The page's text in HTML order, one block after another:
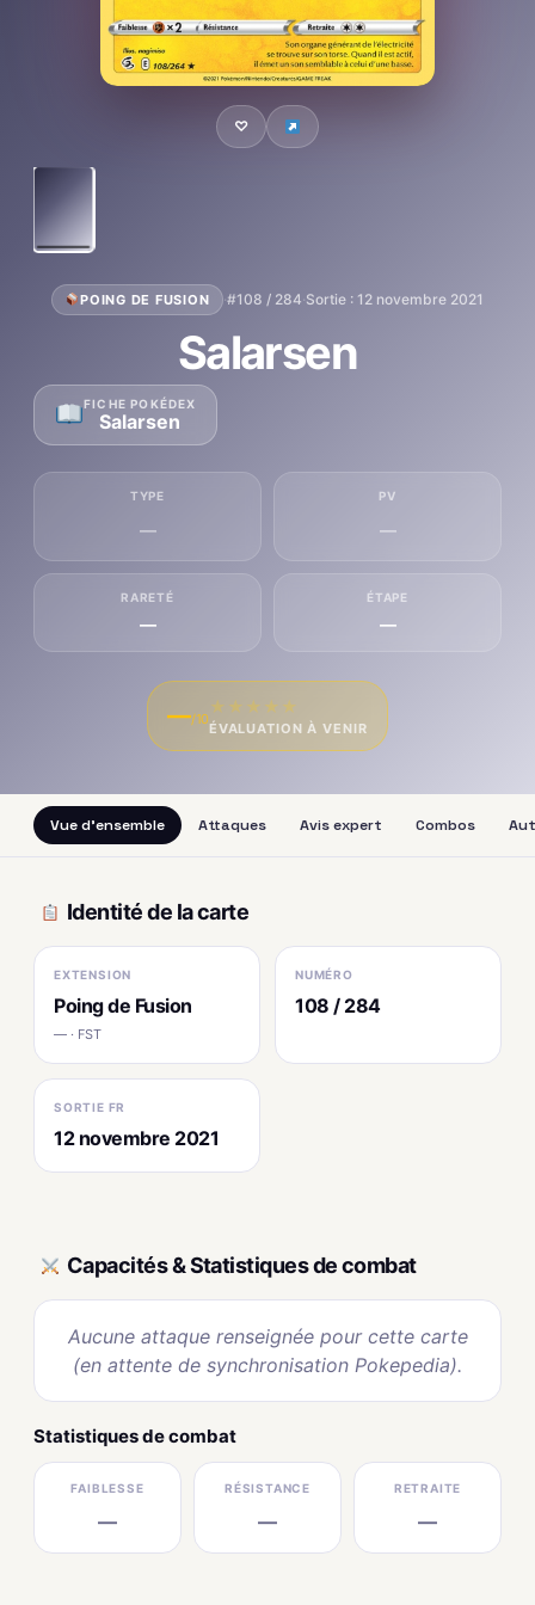
♡
POING DE FUSION ·#108 / 284·Sortie : 12 novembre 2021
Salarsen
FICHE POKÉDEX
Salarsen
TYPE
—
PV
—
RARETÉ
—
ÉTAPE
—
—/10
★ ★ ★ ★ ★
ÉVALUATION À VENIR
Vue d'ensemble Attaques Avis expert Combos
Identité de la carte
EXTENSION
Poing de Fusion
— · FST
NUMÉRO
108 / 284
SORTIE FR
12 novembre 2021
Capacités & Statistiques de combat
Aucune attaque renseignée pour cette carte
(en attente de synchronisation Pokepedia).
Statistiques de combat
FAIBLESSE
—
RÉSISTANCE
—
RETRAITE
—